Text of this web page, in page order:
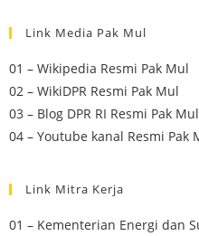
Link Media Pak Mul
01 – Wikipedia Resmi Pak Mul
02 – WikiDPR Resmi Pak Mul
03 – Blog DPR RI Resmi Pak Mul
04 – Youtube kanal Resmi Pak
Link Mitra Kerja
01 – Kementerian Energi dan